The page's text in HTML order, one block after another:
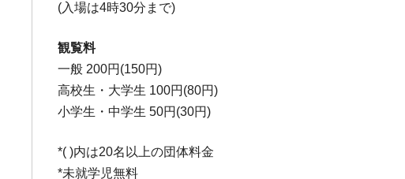
(入場は4時30分まで)
観覧料
一般 200円(150円)
高校生・大学生 100円(80円)
小学生・中学生 50円(30円)
*( )内は20名以上の団体料金
*未就学児無料